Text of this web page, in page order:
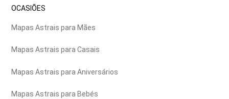
OCASIÕES
Mapas Astrais para Mães
Mapas Astrais para Casais
Mapas Astrais para Aniversários
Mapas Astrais para Bebés